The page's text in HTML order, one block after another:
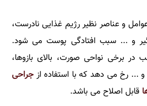
و عناصر نظیر رژیم غذایی نادرست،
و ... سبب افتادگی پوست می شود.
در برخی نواحی صورت، بالای بازوها،
... رخ می دهد که با استفاده از جراحی
قابل اصلاح می باشد.